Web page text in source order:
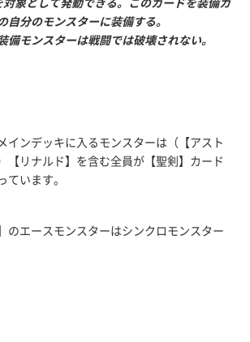
自分のモンスターに装備する。
モンスターは戦闘では破壊されない。
インデッキに入るモンスターは（【アスト
【リナルド】を含む全員が【聖剣】カード
います。
のエースモンスターはシンクロモンスター